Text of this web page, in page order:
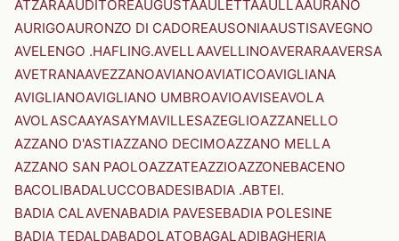
ATZARAAUDITOREAUGUSTAAULETTAAULLAAURANO
AURIGOAURONZO DI CADOREAUSONIAAUSTISAVEGNO
AVELENGO .HAFLING.AVELLAAVELLINOAVERARAAVERSA
AVETRANAAVEZZANOAVIANOAVIATICOAVIGLIANA
AVIGLIANOAVIGLIANO UMBROAVIOAVISEAVOLA
AVOLASCAAYASAYMAVILLESAZEGLIOAZZANELLO
AZZANO D'ASTIAZZANO DECIMOAZZANO MELLA
AZZANO SAN PAOLOAZZATEAZZIOAZZONEBACENO
BACOLIBADALUCCOBADESIBADIA .ABTEI.
BADIA CALAVENABADIA PAVESEBADIA POLESINE
BADIA TEDALDABADOLATOBAGALADIBAGHERIA